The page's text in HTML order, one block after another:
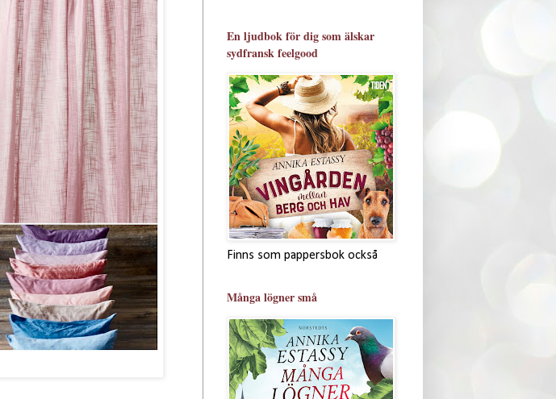
En ljudbok för dig som älskar
sydfransk feelgood
Finns som pappersbok också
Många lögner små